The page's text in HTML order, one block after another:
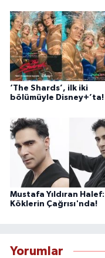
‘The Shards’, ilk iki
bölümüyle Disney+’ta!
Mustafa Yıldıran Halef:
Köklerin Çağrısı'nda!
Yorumlar